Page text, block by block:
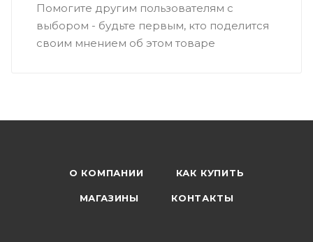
Помогите другим пользователям с
выбором - будьте первым, кто поделится
своим мнением об этом товаре
О КОМПАНИИ КАК КУПИТЬ
МАГАЗИНЫ КОНТАКТЫ